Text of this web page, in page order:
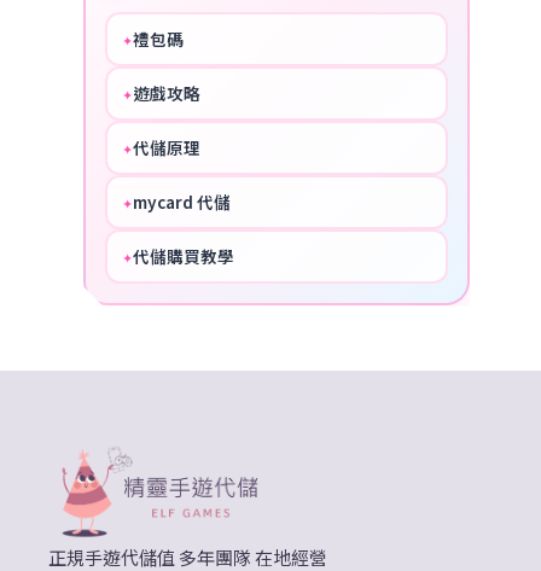
✦禮包碼
✦遊戲攻略
✦代儲原理
✦mycard 代儲
✦代儲購買教學
正規手遊代儲值 多年團隊 在地經營